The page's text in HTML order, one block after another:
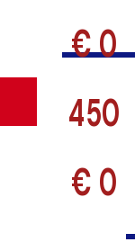
0 €
450
0 €